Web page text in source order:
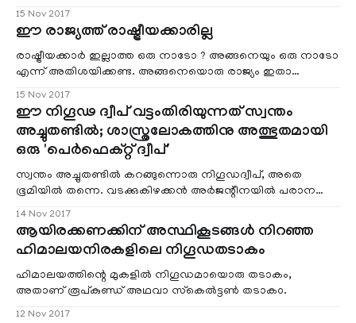
മഞ്ഞുതരികള്‍ മാത്രം കാണാന്‍ കഴിയുന്ന ഒരിടം.
15 Nov 2017
ഈ രാജ്യത്ത് രാഷ്ട്രീയക്കാരില്ല
രാഷ്ട്രീയക്കാര്‍ ഇല്ലാത്ത ഒരു നാടോ ? അങ്ങനെയും ഒരു നാടോ
എന്ന് അതിശയിക്കണ്ട. അങ്ങനെയൊരു രാജ്യം ഇതാ
യഥാര്‍ത്ഥമാകാന്‍ പോകുന്നു. പസിഫിക് സമുദ്രത്തിലാണ് ഈ
കൊച്ചു രാജ്യം ഒരുങ്ങുന്നത്.
15 Nov 2017
ഈ നിഗൂഢ ദ്വീപ് വട്ടംതിരിയുന്നത് സ്വന്തം
അച്ചുതണ്ടില്‍; ശാസ്ത്രലോകത്തിനു അത്ഭുതമായി
ഒരു 'പെര്‍ഫെക്റ്റ്‌ ദ്വീപ്‌'
സ്വന്തം അച്ചുതണ്ടില്‍ കറങ്ങുന്നൊരു നിഗൂഡദ്വീപ്‌, അതെ
ഭൂമിയില്‍ തന്നെ. വടക്കുകിഴക്കന്‍ അര്‍ജന്റീനയില്‍ പരാന
ഡെല്‍റ്റ ചതുപ്പ് പ്രദേശത്താണ് ഈ നിഗൂഡ ദ്വീപ്‌. ‘ദി ഐ’
എന്നാണു ഈ ദ്വീപിന്റെ പേര്. കണ്ടാല്‍ മനുഷ്യ നേത്രം
പോലെ തന്നെ.
14 Nov 2017
ആയിരക്കണക്കിന് അസ്ഥികൂടങ്ങള്‍ നിറഞ്ഞ
ഹിമാലയനിരകളിലെ നിഗൂഡതടാകം
ഹിമാലയത്തിന്റെ മുകളില്‍ നിഗൂഡമായൊരു തടാകം,
അതാണ്‌ രൂപ്കുണ്ഡ് അഥവാ സ്‌കെല്‍ട്ടണ്‍ തടാക൦.
12 Nov 2017